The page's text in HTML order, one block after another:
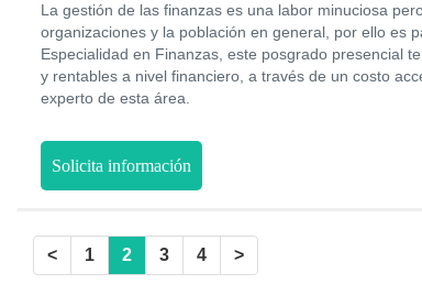
La gestión de las finanzas es una labor minuciosa
organizaciones y la población en general, por ello es
Especialidad en Finanzas, este posgrado presencial
y rentables a nivel financiero, a través de un costo
experto de esta área.
Solicita información
< 1 2 3 4 >